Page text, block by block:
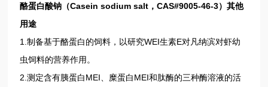
酪蛋白酸钠 （Casein sodium salt，CAS#9005-46-3）其他
用途
1.制备基于酪蛋白的饲料，以研究WEI生素E对凡纳滨对虾幼
虫饲料的营养作用。
2.测定含有胰蛋白MEI、糜蛋白MEI和肽酶的三种酶溶液的活